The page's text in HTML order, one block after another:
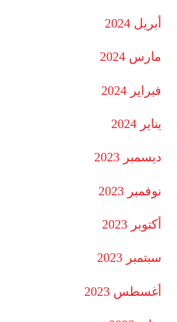
أبريل 2024
مارس 2024
فبراير 2024
يناير 2024
ديسمبر 2023
نوفمبر 2023
أكتوبر 2023
سبتمبر 2023
أغسطس 2023